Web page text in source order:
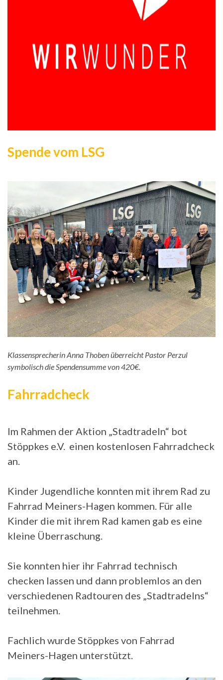
Spende vom LSG
Klassensprecherin Anna Thoben überreicht Pastor Perzul
symbolisch die Spendensumme von 420€.
Fahrradcheck
Im Rahmen der Aktion „Stadtradeln“ bot
Stöppkes e.V. einen kostenlosen Fahrradcheck
an.
Kinder Jugendliche konnten mit ihrem Rad zu
Fahrrad Meiners-Hagen kommen. Für alle
Kinder die mit ihrem Rad kamen gab es eine
kleine Überraschung.
Sie konnten hier ihr Fahrrad technisch
checken lassen und dann problemlos an den
verschiedenen Radtouren des „Stadtradelns“
teilnehmen.
Fachlich wurde Stöppkes von Fahrrad
Meiners-Hagen unterstützt.